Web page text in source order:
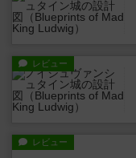
レビュー
レビュー